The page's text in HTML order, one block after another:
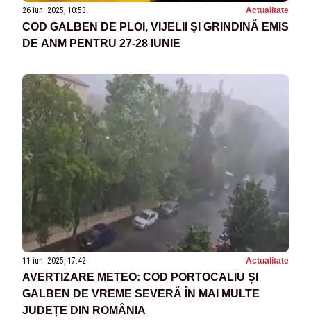
26 iun. 2025, 10:53 Actualitate
COD GALBEN DE PLOI, VIJELII ȘI GRINDINĂ EMIS
DE ANM PENTRU 27-28 IUNIE
11 iun. 2025, 17:42 Actualitate
AVERTIZARE METEO: COD PORTOCALIU ȘI
GALBEN DE VREME SEVERĂ ÎN MAI MULTE
JUDEȚE DIN ROMÂNIA